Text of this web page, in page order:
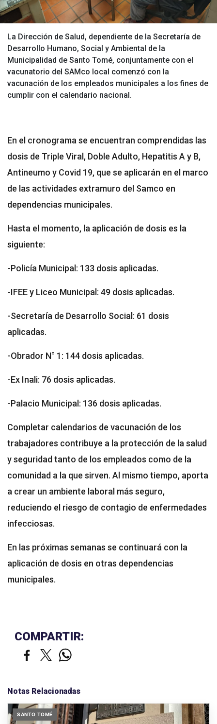
La Dirección de Salud, dependiente de la Secretaría de
Desarrollo Humano, Social y Ambiental de la
Municipalidad de Santo Tomé, conjuntamente con el
vacunatorio del SAMco local comenzó con la
vacunación de los empleados municipales a los fines de
cumplir con el calendario nacional.
En el cronograma se encuentran comprendidas las
dosis de Triple Viral, Doble Adulto, Hepatitis A y B,
Antineumo y Covid 19, que se aplicarán en el marco
de las actividades extramuro del Samco en
dependencias municipales.
Hasta el momento, la aplicación de dosis es la
siguiente:
-Policía Municipal: 133 dosis aplicadas.
-IFEE y Liceo Municipal: 49 dosis aplicadas.
-Secretaría de Desarrollo Social: 61 dosis
aplicadas.
-Obrador N° 1: 144 dosis aplicadas.
-Ex Inali: 76 dosis aplicadas.
-Palacio Municipal: 136 dosis aplicadas.
Completar calendarios de vacunación de los
trabajadores contribuye a la protección de la salud
y seguridad tanto de los empleados como de la
comunidad a la que sirven. Al mismo tiempo, aporta
a crear un ambiente laboral más seguro,
reduciendo el riesgo de contagio de enfermedades
infecciosas.
En las próximas semanas se continuará con la
aplicación de dosis en otras dependencias
municipales.
COMPARTIR:
Notas Relacionadas
SANTO TOMÉ